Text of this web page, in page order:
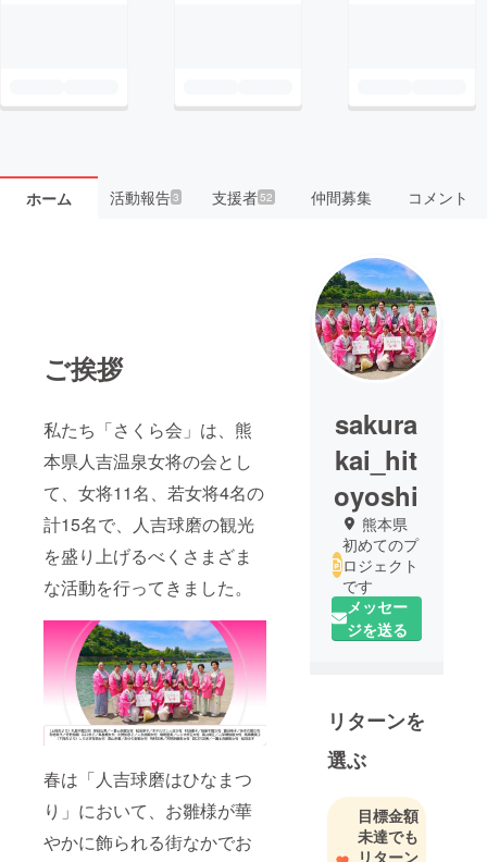
ホーム 活動報告3 支援者52 仲間募集 コメント
ご挨拶
私たち「さくら会」は、熊
本県人吉温泉女将の会とし
て、女将11名、若女将4名の
計15名で、人吉球磨の観光
を盛り上げるべくさまざま
な活動を行ってきました。
春は「人吉球磨はひなまつ
り」において、お雛様が華
やかに飾られる街なかでお
sakura
kai_hit
oyoshi
熊本県
初めてのプ
ロジェクト
です
メッセー
ジを送る
リターンを
選ぶ
目標金額
未達でも
リターン